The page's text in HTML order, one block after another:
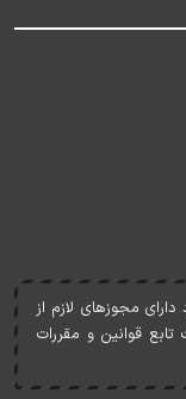
مجوزهای لازم از
قوانين و مقررات